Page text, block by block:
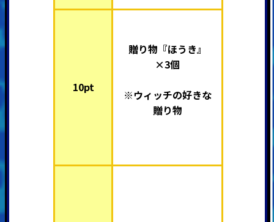
10pt
贈り物『ほうき』
×3個
※ウィッチの好きな
贈り物